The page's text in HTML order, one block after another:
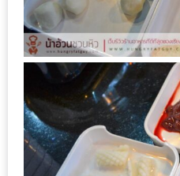
RAMA
3)
อาหาร
โดน
ใจ
ภาพ